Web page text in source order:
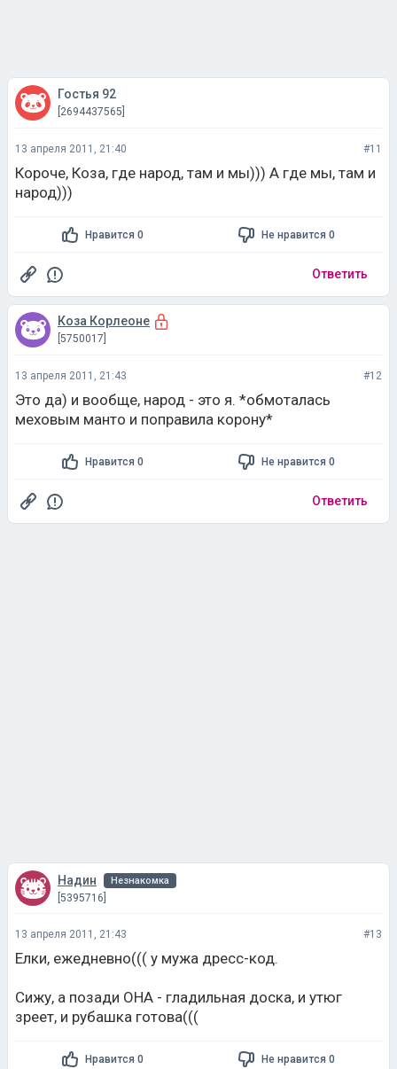
Гостья 92
[2694437565]
13 апреля 2011, 21:40 #11
Короче, Коза, где народ, там и мы))) А где мы, там и
народ)))
Нравится 0 Не нравится 0
Ответить
Коза Корлеоне
[5750017]
13 апреля 2011, 21:43 #12
Это да) и вообще, народ - это я. *обмоталась
меховым манто и поправила корону*
Нравится 0 Не нравится 0
Ответить
Надин Незнакомка
[5395716]
13 апреля 2011, 21:43 #13
Елки, ежедневно((( у мужа дресс-код.
Сижу, а позади ОНА - гладильная доска, и утюг
зреет, и рубашка готова(((
Нравится 0 Не нравится 0